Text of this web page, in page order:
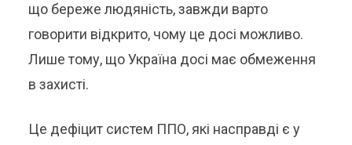
що береже людяність, завжди варто
говорити відкрито, чому це досі можливо.
Лише тому, що Україна досі має обмеження
в захисті.
Це дефіцит систем ППО, які насправді є у